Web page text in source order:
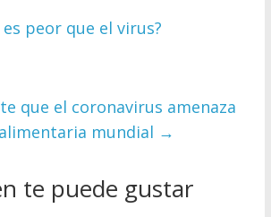
es peor que el virus?
que el coronavirus amenaza
mundial →
te puede gustar